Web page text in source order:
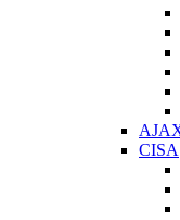
CISA